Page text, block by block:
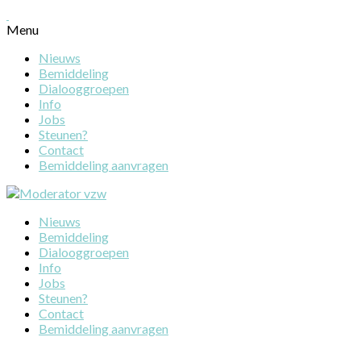
Menu
Nieuws
Bemiddeling
Dialooggroepen
Info
Jobs
Steunen?
Contact
Bemiddeling aanvragen
Nieuws
Bemiddeling
Dialooggroepen
Info
Jobs
Steunen?
Contact
Bemiddeling aanvragen